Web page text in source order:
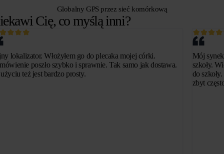
Globalny GPS przez sieć komórkową
Cię, co myślą inni?
lokalizator. Włożyłem go do plecaka mojej córki.
poszło szybko i sprawnie. Tak samo jak dostawa.
też jest bardzo prosty.
Mój
szkoły.
do
zbyt